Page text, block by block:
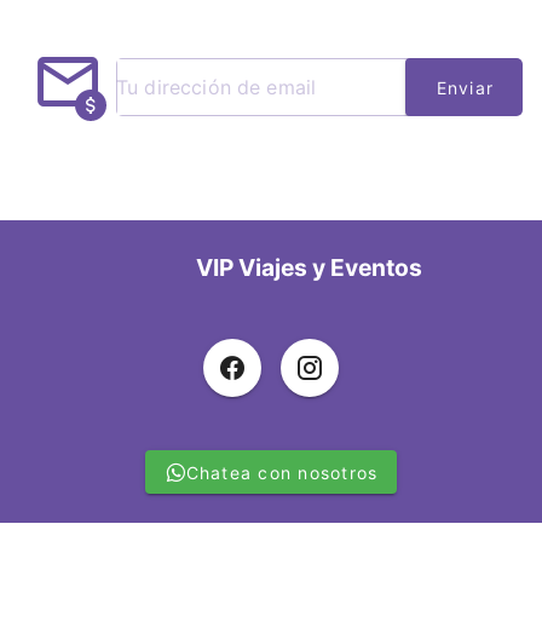
Enviar
VIP Viajes y Eventos
Chatea con nosotros
Enviar un mensaje
¡Hola! Bienvenido a VIP Viajes y Eventos. Si